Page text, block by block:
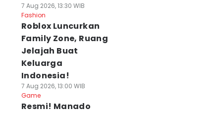
7 Aug 2026, 13:30 WIB
Fashion
Roblox Luncurkan
Family Zone, Ruang
Jelajah Buat
Keluarga
Indonesia!
7 Aug 2026, 13:00 WIB
Game
Resmi! Manado